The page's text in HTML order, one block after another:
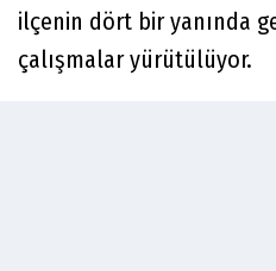
ilçenin dört bir yanında
çalışmalar yürütülüyor.